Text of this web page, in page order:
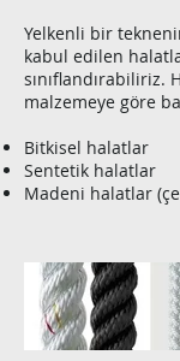
Yelkenli bir
kabul edilen
sınıflandırabiliriz.
malzemeye göre
Bitkisel halatlar
Sentetik halatlar
Madeni halatlar